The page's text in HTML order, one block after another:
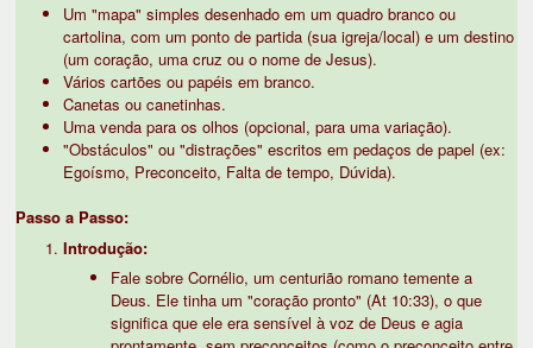
Um "mapa" simples desenhado em um quadro branco ou
cartolina, com um ponto de partida (sua igreja/local) e um destino
(um coração, uma cruz ou o nome de Jesus).
Vários cartões ou papéis em branco.
Canetas ou canetinhas.
Uma venda para os olhos (opcional, para uma variação).
"Obstáculos" ou "distrações" escritos em pedaços de papel (ex:
Egoísmo, Preconceito, Falta de tempo, Dúvida).
Passo a Passo:
Introdução:
Fale sobre Cornélio, um centurião romano temente a
Deus. Ele tinha um "coração pronto" (At 10:33), o que
significa que ele era sensível à voz de Deus e agia